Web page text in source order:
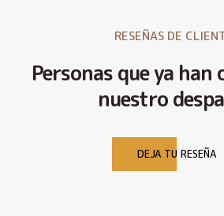
RESEÑAS DE
Personas que ya han
nuestro
DEJA TU RESEÑA